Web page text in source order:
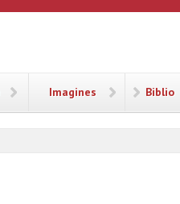
Imagines Biblio